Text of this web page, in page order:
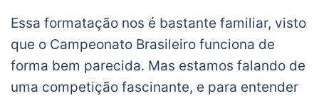
Essa formatação nos é bastante familiar, visto
que o Campeonato Brasileiro funciona de
forma bem parecida. Mas estamos falando de
uma competição fascinante, e para entender